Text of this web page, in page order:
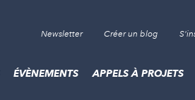
Newsletter Créer un blog
ÉVÈNEMENTS APPELS À PROJETS